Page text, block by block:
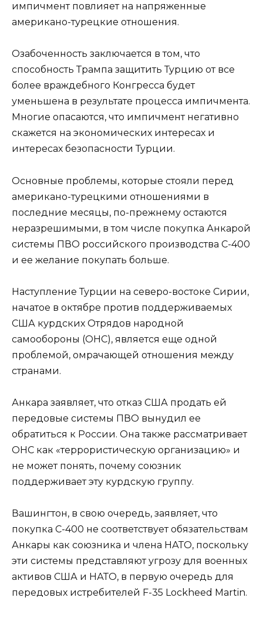
импичмент повлияет на напряженные
американо-турецкие отношения.
Озабоченность заключается в том, что
способность Трампа защитить Турцию от все
более враждебного Конгресса будет
уменьшена в результате процесса импичмента.
Многие опасаются, что импичмент негативно
скажется на экономических интересах и
интересах безопасности Турции.
Основные проблемы, которые стояли перед
американо-турецкими отношениями в
последние месяцы, по-прежнему остаются
неразрешимыми, в том числе покупка Анкарой
системы ПВО российского производства С-400
и ее желание покупать больше.
Наступление Турции на северо-востоке Сирии,
начатое в октябре против поддерживаемых
США курдских Отрядов народной
самообороны (ОНС), является еще одной
проблемой, омрачающей отношения между
странами.
Анкара заявляет, что отказ США продать ей
передовые системы ПВО вынудил ее
обратиться к России. Она также рассматривает
ОНС как «террористическую организацию» и
не может понять, почему союзник
поддерживает эту курдскую группу.
Вашингтон, в свою очередь, заявляет, что
покупка С-400 не соответствует обязательствам
Анкары как союзника и члена НАТО, поскольку
эти системы представляют угрозу для военных
активов США и НАТО, в первую очередь для
передовых истребителей F-35 Lockheed Martin.